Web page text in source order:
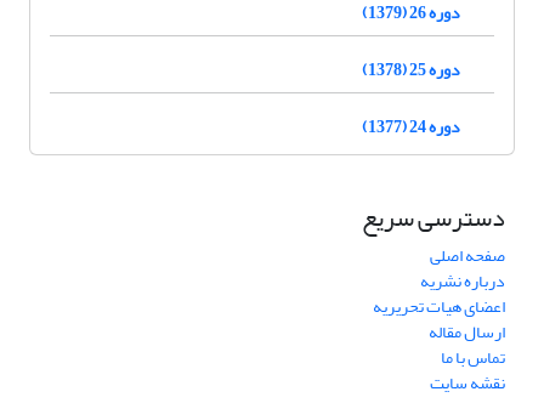
دوره 26 (1379)
دوره 25 (1378)
دوره 24 (1377)
دسترسی سریع
صفحه اصلی
درباره نشریه
اعضای هیات تحریریه
ارسال مقاله
تماس با ما
نقشه سایت